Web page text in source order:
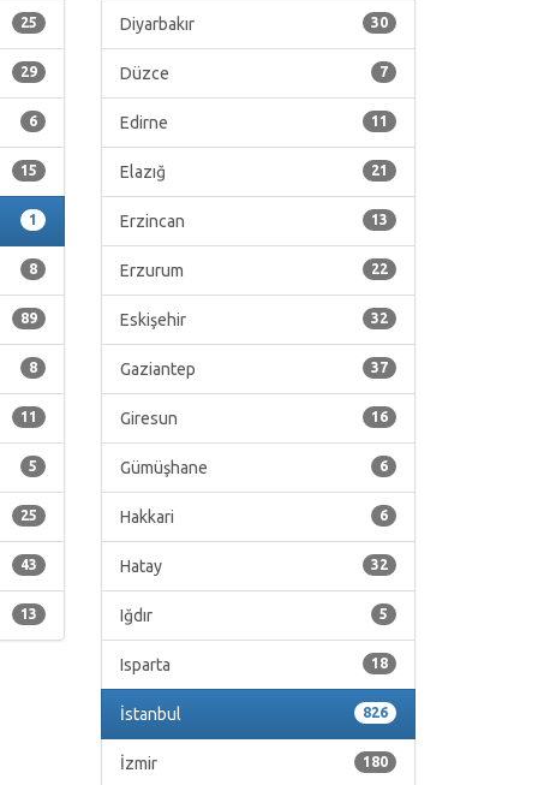
25
29
6
15
1
8
89
8
11
5
25
43
13
30
Diyarbakır
7
Düzce
11
Edirne
21
Elazığ
13
Erzincan
22
Erzurum
32
Eskişehir
37
Gaziantep
16
Giresun
6
Gümüşhane
6
Hakkari
32
Hatay
5
Iğdır
18
Isparta
826
İstanbul
180
İzmir